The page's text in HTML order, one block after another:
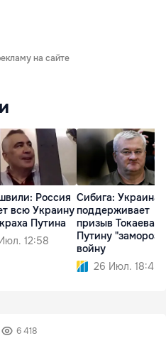
на сайте
Россия
всю Украину
Путина
12:58
Сибига: Украина
поддерживает
призыв Токаева к
Путину
войну
26 Июл. 18:45
6 418